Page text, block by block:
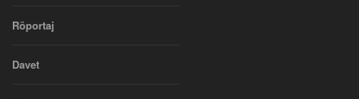
Röportaj
Davet